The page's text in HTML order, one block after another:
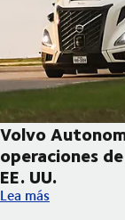
Volvo
operaciones
EE. UU.
Volvo Autonomous
Lea más